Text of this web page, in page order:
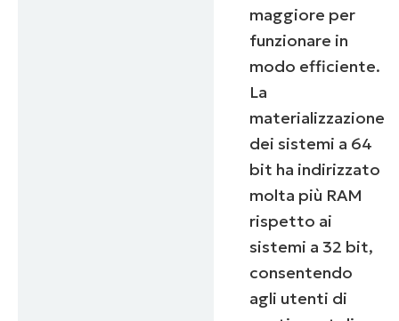
maggiore per
funzionare in
modo efficiente.
La
materializzazione
dei sistemi a 64
bit ha indirizzato
molta più RAM
rispetto ai
sistemi a 32 bit,
consentendo
agli utenti di